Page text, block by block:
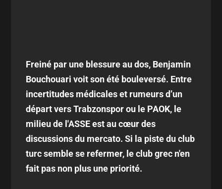
Freiné par une blessure au dos, Benjamin
Bouchouari voit son été bouleversé. Entre
incertitudes médicales et rumeurs d’un
départ vers Trabzonspor ou le PAOK, le
milieu de l'ASSE est au cœur des
discussions du mercato. Si la piste du club
turc semble se refermer, le club grec n'en
fait pas non plus une priorité.